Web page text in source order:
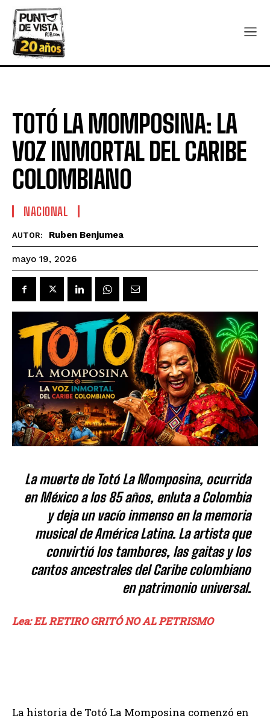
TOTÓ LA MOMPOSINA: LA
VOZ INMORTAL DEL CARIBE
COLOMBIANO
NACIONAL
AUTOR: Ruben Benjumea
mayo 19, 2026
La muerte de Totó La Momposina, ocurrida
en México a los 85 años, enluta a Colombia
y deja un vacío inmenso en la memoria
musical de América Latina. La artista que
convirtió los tambores, las gaitas y los
cantos ancestrales del Caribe colombiano
en patrimonio universal.
Lea: EL RETIRO GRITÓ NO AL PETRISMO
La historia de Totó La Momposina comenzó en